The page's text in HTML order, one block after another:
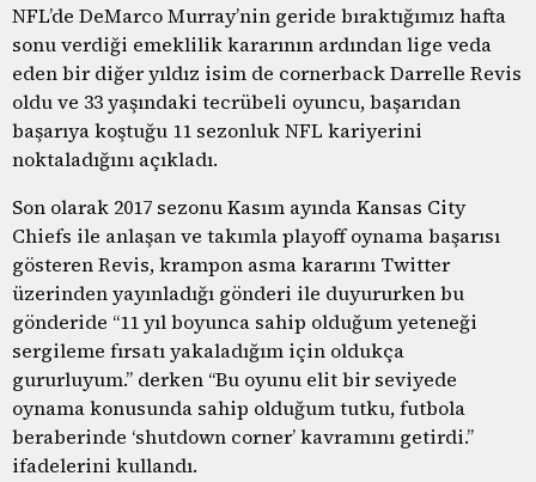
NFL’de DeMarco Murray’nin geride bıraktığımız hafta
sonu verdiği emeklilik kararının ardından lige veda
eden bir diğer yıldız isim de cornerback Darrelle Revis
oldu ve 33 yaşındaki tecrübeli oyuncu, başarıdan
başarıya koştuğu 11 sezonluk NFL kariyerini
noktaladığını açıkladı.
Son olarak 2017 sezonu Kasım ayında Kansas City
Chiefs ile anlaşan ve takımla playoff oynama başarısı
gösteren Revis, krampon asma kararını Twitter
üzerinden yayınladığı gönderi ile duyururken bu
gönderide “11 yıl boyunca sahip olduğum yeteneği
sergileme fırsatı yakaladığım için oldukça
gururluyum.” derken “Bu oyunu elit bir seviyede
oynama konusunda sahip olduğum tutku, futbola
beraberinde ‘shutdown corner’ kavramını getirdi.”
ifadelerini kullandı.